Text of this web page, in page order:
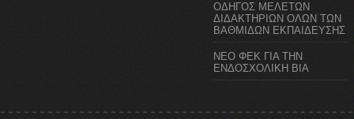
ΟΔΗΓΟΣ ΜΕΛΕΤΩΝ
ΔΙΔΑΚΤΗΡΙΩΝ ΟΛΩΝ ΤΩΝ
ΒΑΘΜΙΔΩΝ ΕΚΠΑΙΔΕΥΣΗΣ
ΝΕΟ ΦΕΚ ΓΙΑ ΤΗΝ
ΕΝΔΟΣΧΟΛΙΚΗ ΒΙΑ